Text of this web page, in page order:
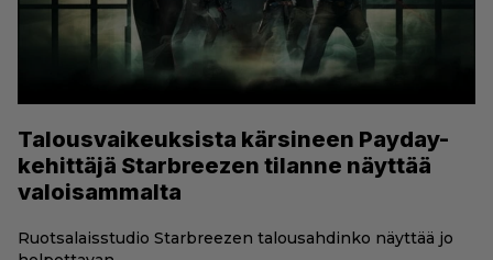
Talousvaikeuksista kärsineen Payday-
kehittäjä Starbreezen tilanne näyttää
valoisammalta
Ruotsalaisstudio Starbreezen talousahdinko näyttää jo